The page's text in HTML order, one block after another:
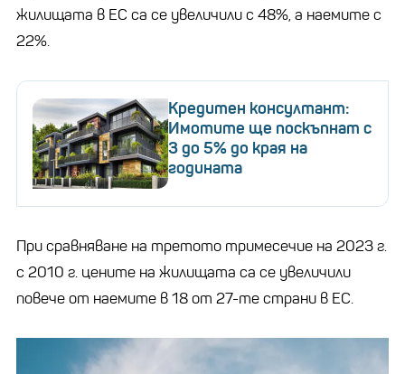
жилищата в ЕС са се увеличили с 48%, а наемите с
22%.
Кредитен консултант:
Имотите ще поскъпнат с
3 до 5% до края на
годината
При сравняване на третото тримесечие на 2023 г.
с 2010 г. цените на жилищата са се увеличили
повече от наемите в 18 от 27-те страни в ЕС.